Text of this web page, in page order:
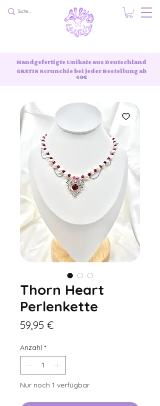
Handgefertigte Unikate aus Deutschland
GRATIS Scrunchie bei jeder Bestellung ab
40€
Thorn Heart
Perlenkette
59,95 €
Anzahl *
Nur noch 1 verfügbar